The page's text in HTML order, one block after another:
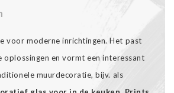
voor moderne inrichtingen. Het past
oplossingen en vormt een interessant
muurdecoratie, bijv. als